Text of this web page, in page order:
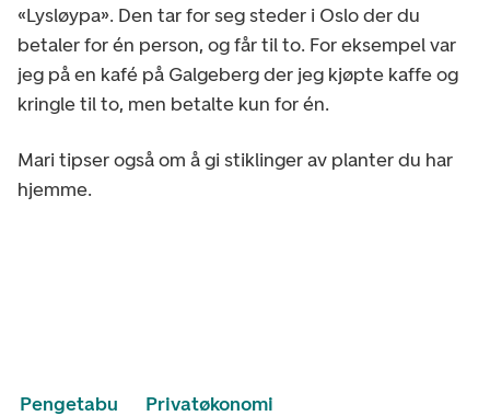
«Lysløypa». Den tar for seg steder i Oslo der du
betaler for én person, og får til to. For eksempel var
jeg på en kafé på Galgeberg der jeg kjøpte kaffe og
kringle til to, men betalte kun for én.
Mari tipser også om å gi stiklinger av planter du har
hjemme.
Pengetabu Privatøkonomi